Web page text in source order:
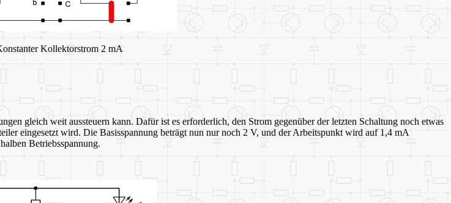
Kollektorstrom 2 mA
gleich weit aussteuern kann. Dafür ist es erforderlich, den Strom gegenüber der letzten Schaltung noch etwas
eingesetzt wird. Die Basisspannung beträgt nun nur noch 2 V, und der Arbeitspunkt wird auf 1,4 mA
Betriebsspannung.